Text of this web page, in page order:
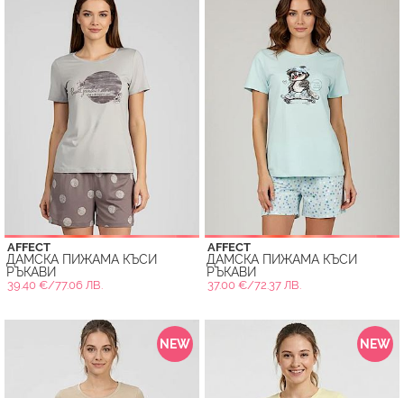
AFFECT
ДАМСКА ПИЖАМА КЪСИ
РЪКАВИ
39.40 €/77.06 ЛВ.
AFFECT
ДАМСКА ПИЖАМА КЪСИ
РЪКАВИ
37.00 €/72.37 ЛВ.
NEW NEW